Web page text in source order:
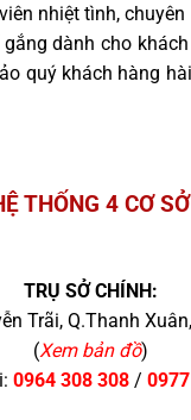
nhiệt tình, chuyên
dành cho
quý khách hàng
THỐNG 4 CƠ SỞ
TRỤ SỞ CHÍNH:
Trãi, Q.Thanh
(Xem bản đồ)
0964 308 308/